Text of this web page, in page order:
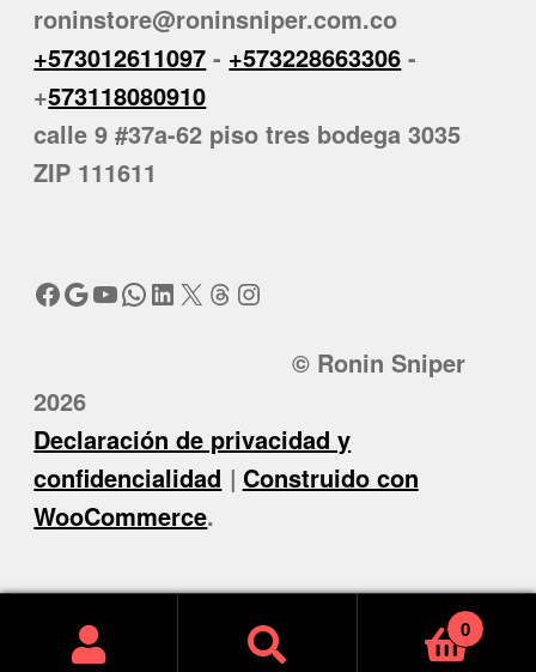
roninstore@roninsniper.com.co
+573012611097 - +573228663306 -
+573118080910
calle 9 #37a-62 piso tres bodega 3035
ZIP 111611
Facebook
Google
YouTube
WhatsApp
LinkedIn
X Threads
Instagram
© Ronin Sniper
2026
Declaración de privacidad y
confidencialidad
Construido con
WooCommerce.
0